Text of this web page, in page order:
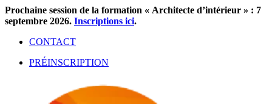
Aller
au
Prochaine session de la formation « Architecte d’intérieur » : 7
septembre 2026. Inscriptions ici.
CONTACT
PRÉINSCRIPTION